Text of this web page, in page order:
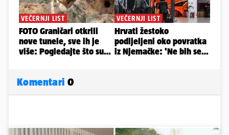
Komentari 0